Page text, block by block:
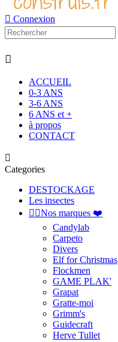
 Connexion

ACCUEIL
0-3 ANS
3-6 ANS
6 ANS et +
à propos
CONTACT

Categories
DESTOCKAGE
Les insectes
 Nos marques ❤️
Candylab
Carpeto
Divers
Elf for Christmas
Flockmen
GAME PLAK'
Grapat
Gratte-moi
Grimm's
Guidecraft
Herve Tullet